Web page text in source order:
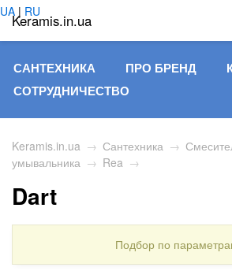
Keramis.in.ua
UA | RU
САНТЕХНИКА ПРО БРЕНД
СОТРУДНИЧЕСТВО
Keramis.in.ua → Сантехника →
умывальника → Rea →
Dart
Подбор по